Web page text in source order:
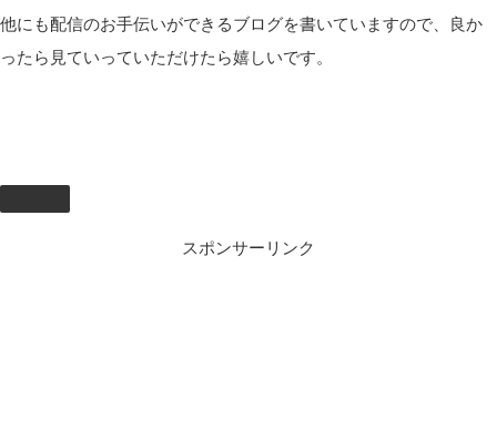
他にも配信のお手伝いができるブログを書いていますので、良か
ったら見ていっていただけたら嬉しいです。
スポンサーリンク